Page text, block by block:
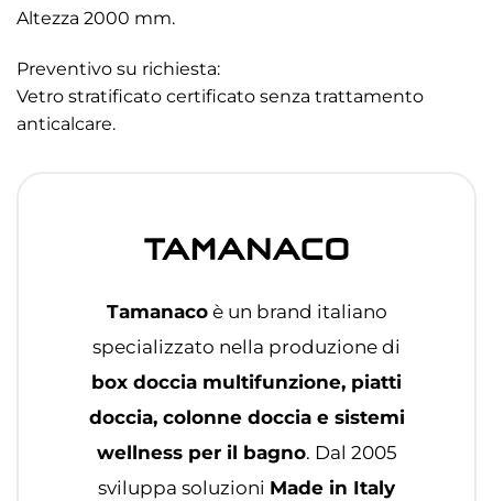
Altezza 2000 mm.
Preventivo su richiesta:
Vetro stratificato certificato senza trattamento
anticalcare.
Tamanacoè un brand italiano
specializzato nella produzione di
box doccia multifunzione, piatti
doccia, colonne doccia e sistemi
wellness per il bagno. Dal 2005
sviluppa soluzioni Made in Italy